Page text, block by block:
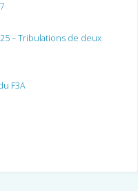
– Tribulations de deux
F3A